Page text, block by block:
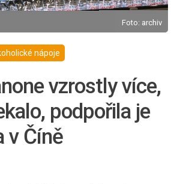
Foto: archiv
nápoje
vzrostly více,
podpořila je
v Číně